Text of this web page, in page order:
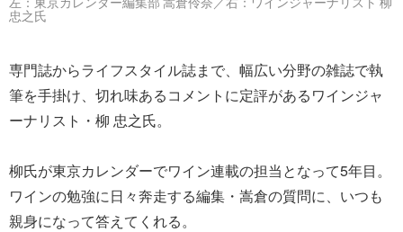
忠之氏
専門誌からライフスタイル誌まで、幅広い分野の雑誌で執
筆を手掛け、切れ味あるコメントに定評があるワインジャ
ーナリスト・柳 忠之氏。
柳氏が東京カレンダーでワイン連載の担当となって5年目。
ワインの勉強に日々奔走する編集・嵩倉の質問に、いつも
親身になって答えてくれる。